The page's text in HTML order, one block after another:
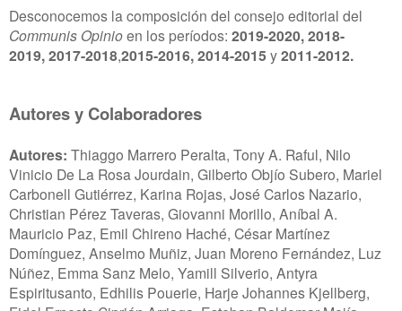
Desconocemos la composición del consejo editorial del
Communis Opinioen los períodos: 2019-2020,2018-
2019,2017-2018,2015-2016,2014-2015 y2011-2012.
Autores y Colaboradores
Autores: Thiaggo Marrero Peralta, Tony A. Raful, Nilo
Vinicio De La Rosa Jourdain, Gilberto Objío Subero, Mariel
Carbonell Gutiérrez, Karina Rojas, José Carlos Nazario,
Christian Pérez Taveras, Giovanni Morillo, Aníbal A.
Mauricio Paz, Emil Chireno Haché, César Martínez
Domínguez, Anselmo Muñiz, Juan Moreno Fernández, Luz
Núñez, Emma Sanz Melo, Yamill Silverio, Antyra
Espiritusanto, Edhilis Pouerie, Harje Johannes Kjellberg,